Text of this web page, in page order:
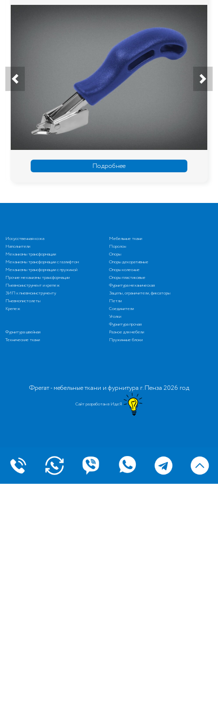
Подробнее
Искусственная кожа
Мебельные ткани
Наполнители
Поролон
Механизмы трансформации
Механизмы трансформации с газлифтом
Механизмы трансформации с пружиной
Прочие механизмы трансформации
Опоры
Опоры декоративные
Опоры колесные
Опоры пластиковые
Пневмоинструмент и крепеж
ЗИП к пневмоинструменту
Пневмопистолеты
Крепеж
Фурнитура механическая
Зацепы, ограничители, фиксаторы
Петли
Соединители
Уголки
Фурнитура прочая
Фурнитура швейная
Разное для мебели
Технические ткани
Пружинные блоки
Фрегат - мебельные ткани и фурнитура г. Пенза 2026 год
Сайт разработан в ИдеЯ